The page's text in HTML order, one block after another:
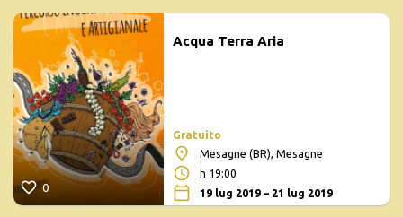
0
Acqua Terra Aria
Gratuito
Mesagne (BR), Mesagne
h 19:00
19 lug 2019 – 21 lug 2019